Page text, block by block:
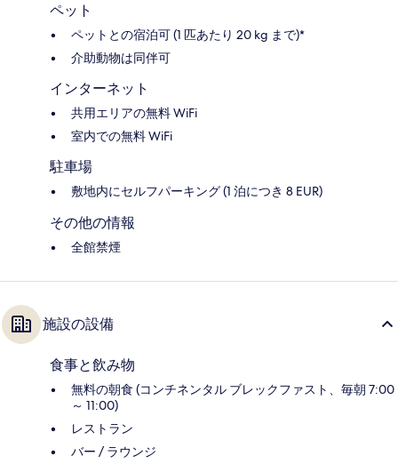
ペット
ペットとの宿泊可 (1 匹あたり 20 kg まで)*
介助動物は同伴可
インターネット
共用エリアの無料 WiFi
室内での無料 WiFi
駐車場
敷地内にセルフパーキング (1 泊につき 8 EUR)
その他の情報
全館禁煙
施設の設備
食事と飲み物
無料の朝食 (コンチネンタル ブレックファスト、毎朝 7:00
～ 11:00)
レストラン
バー / ラウンジ